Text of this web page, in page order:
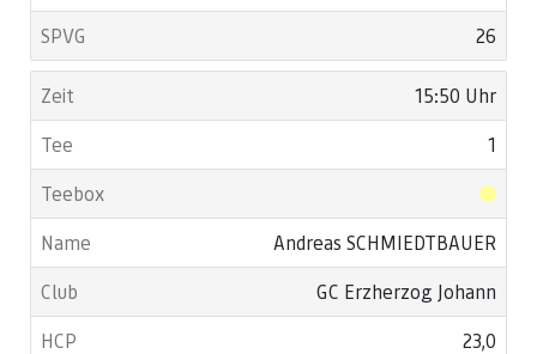
26
15:50 Uhr
1
Andreas SCHMIEDTBAUER
GC Erzherzog Johann
23,0